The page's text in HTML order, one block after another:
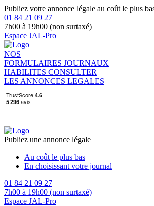
Publiez votre annonce légale au coût le plus
01 84 21 09 27
7h00 à 19h00 (non surtaxé)
Espace JAL-Pro
NOS
FORMULAIRES JOURNAUX
HABILITES CONSULTER
LES ANNONCES LEGALES
Publiez une annonce légale
Au coût le plus bas
En choisissant votre journal
01 84 21 09 27
7h00 à 19h00 (non surtaxé)
Espace JAL-Pro